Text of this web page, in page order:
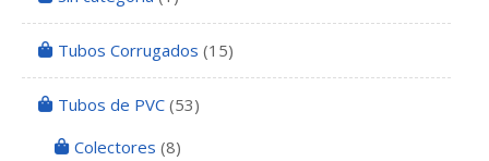
Tubos Corrugados (15)
Tubos de PVC (53)
Colectores (8)